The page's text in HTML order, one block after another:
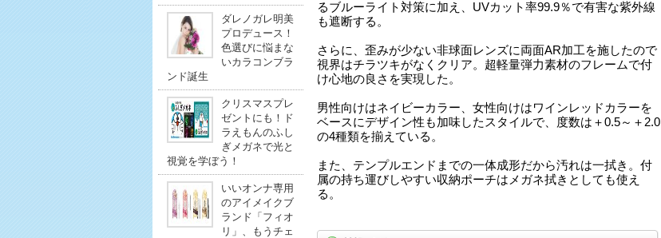
ダレノガレ明美
プロデュース！
色選びに悩まな
いカラコンブラ
ンド誕生
クリスマスプレ
ゼントにも！ド
ラえもんのふし
ぎメガネで光と
視覚を学ぼう！
いいオンナ専用
のアイメイクブ
ランド「フィオ
リ」、もうチェ
るブルーライト対策に加え、UVカット率99.9％で有害な紫外線
も遮断する。
さらに、歪みが少ない非球面レンズに両面AR加工を施したので
視界はチラツキがなくクリア。超軽量弾力素材のフレームで付
け心地の良さを実現した。
男性向けはネイビーカラー、女性向けはワインレッドカラーを
ベースにデザイン性も加味したスタイルで、度数は＋0.5～＋2.0
の4種類を揃えている。
また、テンプルエンドまでの一体成形だから汚れは一拭き。付
属の持ち運びしやすい収納ポーチはメガネ拭きとしても使え
る。